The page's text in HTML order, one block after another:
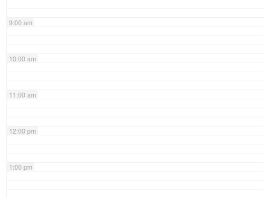
9:00 am
10:00 am
11:00 am
12:00 pm
1:00 pm